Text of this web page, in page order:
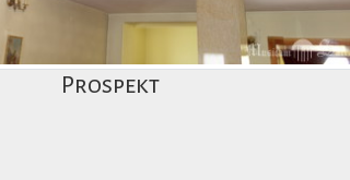
Prospekt